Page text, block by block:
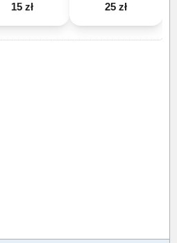
15 zł 25 zł